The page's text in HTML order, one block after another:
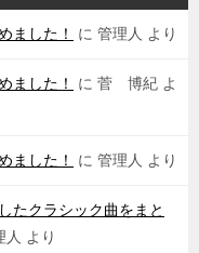
ました！ に 管理人 より
ました！ に 菅 博紀 よ
ました！ に 管理人 より
たクラシック曲をまと
人 より